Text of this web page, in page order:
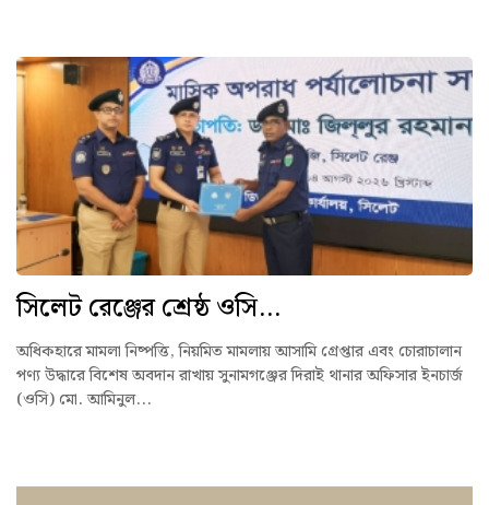
সিলেট রেঞ্জের শ্রেষ্ঠ ওসি...
অধিকহারে মামলা নিষ্পত্তি, নিয়মিত মামলায় আসামি গ্রেপ্তার এবং চোরাচালান
পণ্য উদ্ধারে বিশেষ অবদান রাখায় সুনামগঞ্জের দিরাই থানার অফিসার ইনচার্জ
(ওসি) মো. আমিনুল...